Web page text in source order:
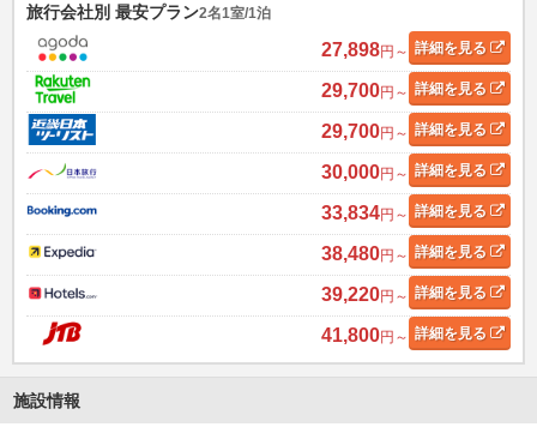
旅行会社別 最安プラン2名1室/1泊
27,898円～ 詳細を見る
29,700円～ 詳細を見る
29,700円～ 詳細を見る
30,000円～ 詳細を見る
33,834円～ 詳細を見る
38,480円～ 詳細を見る
39,220円～ 詳細を見る
41,800円～ 詳細を見る
施設情報